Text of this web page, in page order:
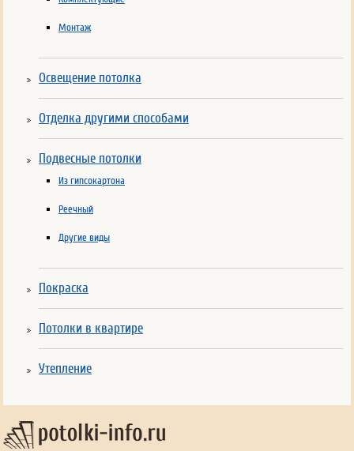
Монтаж
Освещение потолка
Отделка другими способами
Подвесные потолки
Из гипсокартона
Реечный
Другие виды
Покраска
Потолки в квартире
Утепление